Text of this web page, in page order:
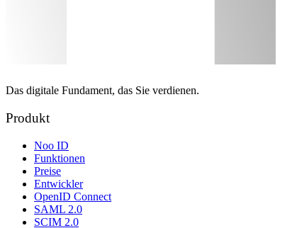
Das digitale Fundament, das Sie verdienen.
Produkt
Noo ID
Funktionen
Preise
Entwickler
OpenID Connect
SAML 2.0
SCIM 2.0